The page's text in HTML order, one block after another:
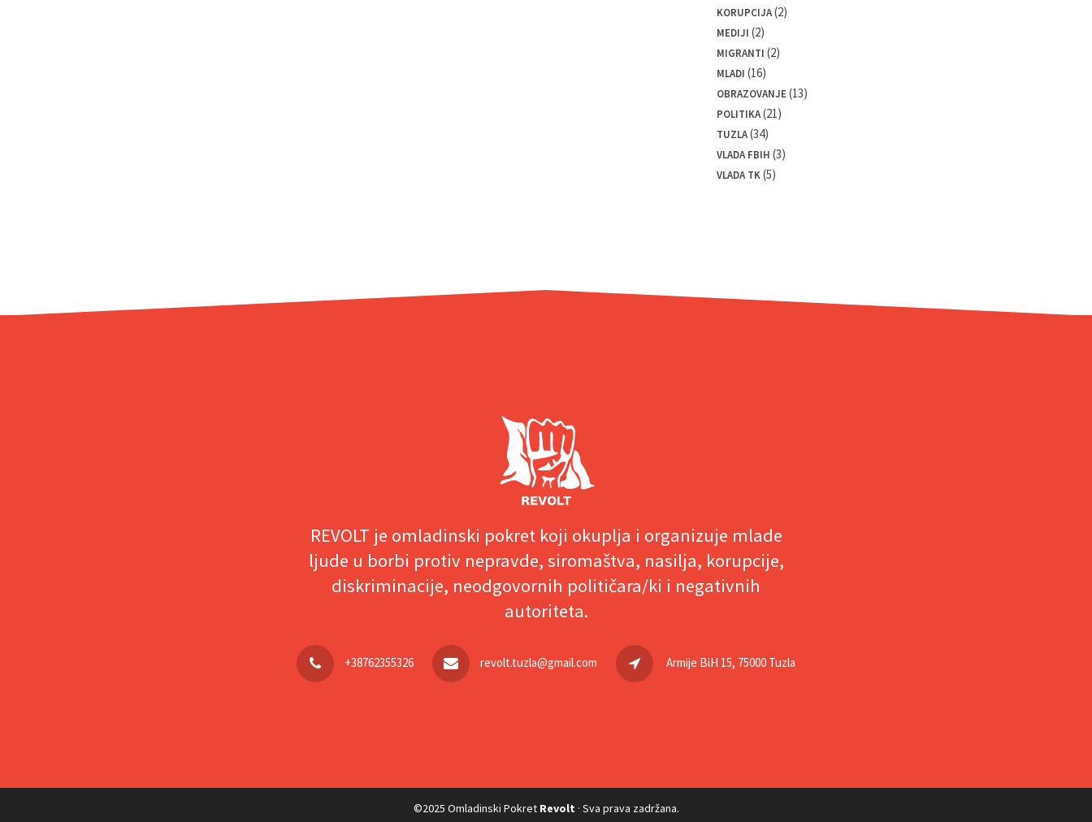
KORUPCIJA(2)
MEDIJI (2)
MIGRANTI (2)
MLADI (16)
OBRAZOVANJE(13)
POLITIKA(21)
TUZLA(34)
VLADA FBIH (3)
VLADA TK(5)
REVOLT je omladinski pokret koji okuplja i organizuje mlade
ljude u borbi protiv nepravde, siromaštva, nasilja, korupcije,
diskriminacije, neodgovornih političara/ki i negativnih
autoriteta.
+38762355326 revolt.tuzla@gmail.com Armije BiH 15, 75000 Tuzla
©2025 Omladinski Pokret Revolt · Sva prava zadržana.